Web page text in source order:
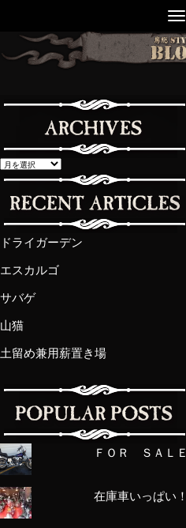
ドライガーデン
エスカルゴ
サバゲ
山猫
土留め兼用薪置き場
ＦＯＲ ＳＡＬＥ
在庫車いっぱい！